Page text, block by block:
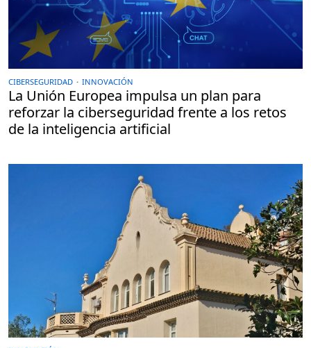
CIBERSEGURIDAD · INNOVACIÓN
La Unión Europea impulsa un plan para
reforzar la ciberseguridad frente a los retos
de la inteligencia artificial